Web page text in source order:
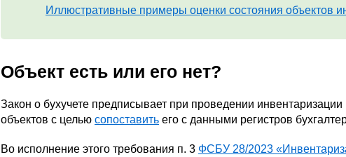
Иллюстративные примеры оценки состояния объектов
Объект есть или его нет?
Закон о бухучете предписывает при проведении
объектов с целью сопоставить его с данными регистров
Во исполнение этого требования п. 3 ФСБУ 28/2023